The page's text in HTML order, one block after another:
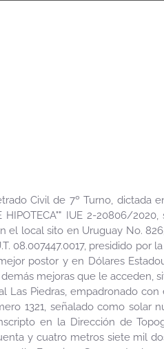
Civil de 7º Turno, dictada
HIPOTECA"" IUE 2-20806/
el local sito en Uruguay No.
08.007447.0017, presidido
postor y en Dólares
mejoras que le acceden,
Las Piedras, empadronado
1321, señalado como solar
en la Dirección de
y cuatro metros siete mil